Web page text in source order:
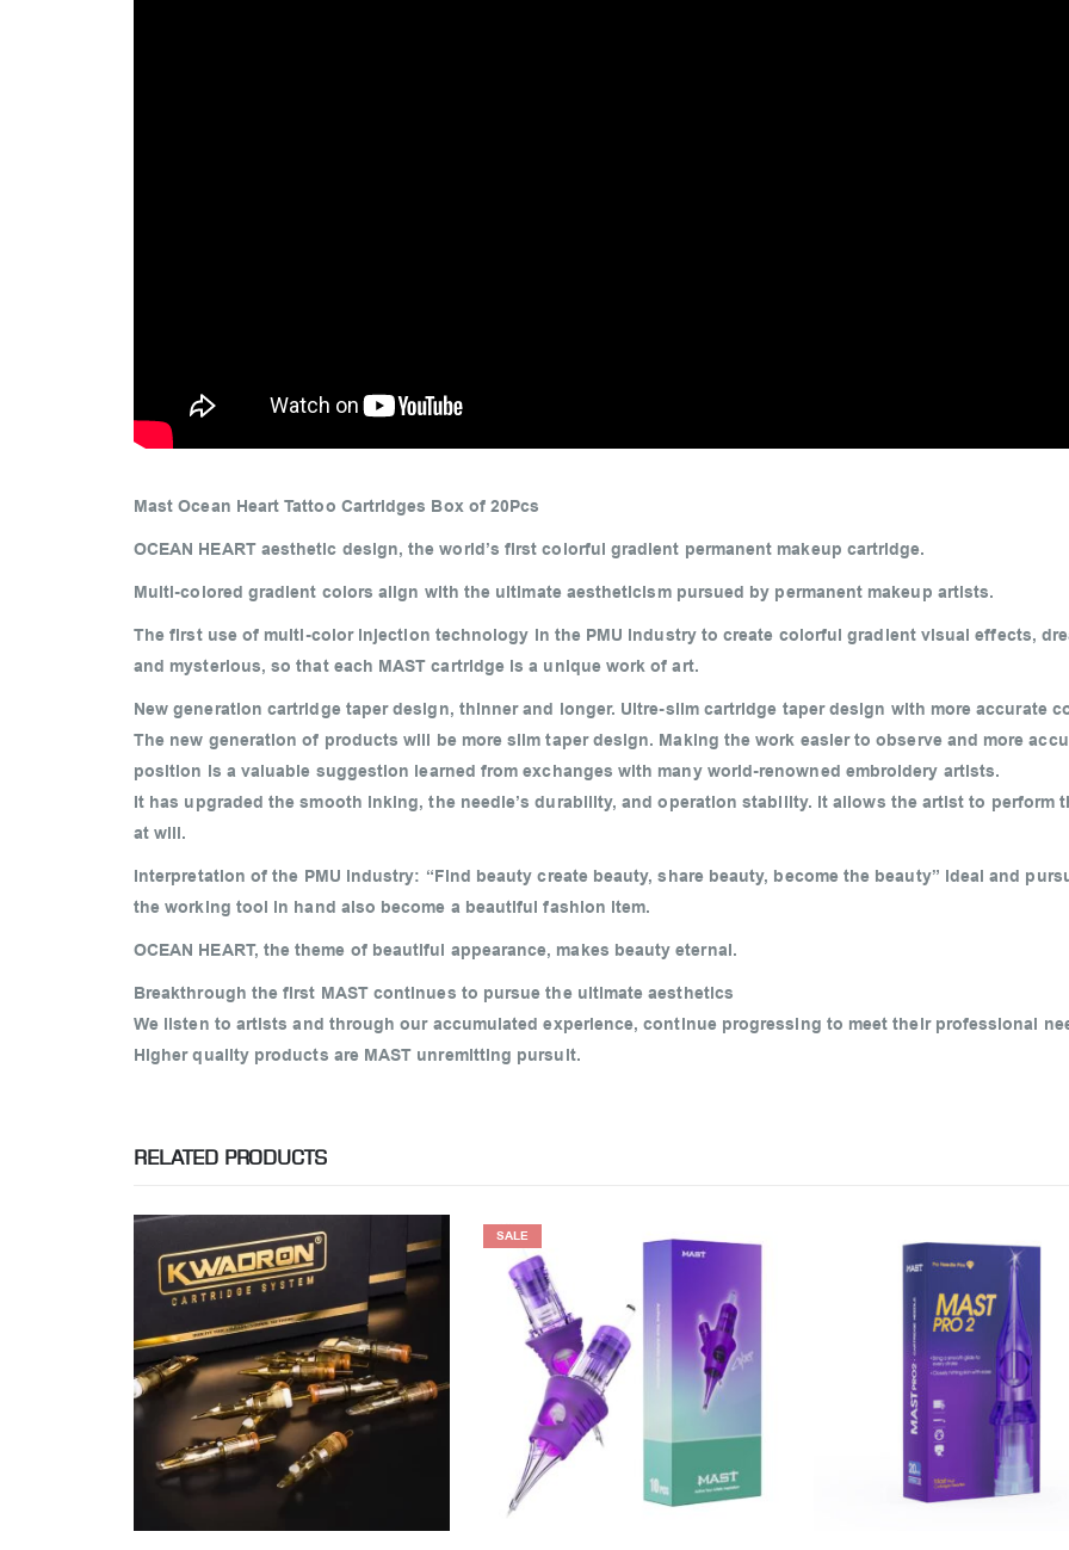
Mast Ocean Heart Tattoo Cartridges Box of 20Pcs
OCEAN HEART aesthetic design, the world’s first colorful gradient permanent makeup cartridge.
Multi-colored gradient colors align with the ultimate aestheticism pursued by permanent makeup artists.
The first use of multi-color injection technology in the PMU industry to create colorful gradient visual effects,
and mysterious, so that each MAST cartridge is a unique work of art.
New generation cartridge taper design, thinner and longer. Ultre-slim cartridge taper design with more accurate
The new generation of products will be more slim taper design. Making the work easier to observe and more
position is a valuable suggestion learned from exchanges with many world-renowned embroidery artists.
It has upgraded the smooth inking, the needle’s durability, and operation stability. lt allows the artist to perform
at will.
Interpretation of the PMU industry: “Find beauty create beauty, share beauty, become the beauty” ideal and
the working tool in hand also become a beautiful fashion item.
OCEAN HEART, the theme of beautiful appearance, makes beauty eternal.
Breakthrough the first MAST continues to pursue the ultimate aesthetics
We listen to artists and through our accumulated experience, continue progressing to meet their professional
Higher quality products are MAST unremitting pursuit.
RELATED PRODUCTS
SALE